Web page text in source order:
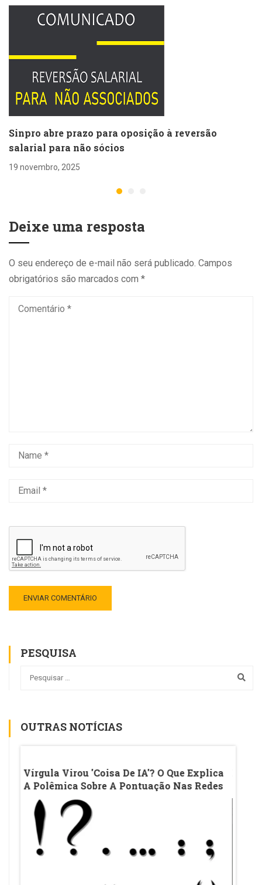
Sinpro abre prazo para oposição à reversão
salarial para não sócios
19 novembro, 2025
Deixe uma resposta
O seu endereço de e-mail não será publicado. Campos
obrigatórios são marcados com *
PESQUISA
OUTRAS NOTÍCIAS
Vírgula Virou 'coisa De IA'? O Que Explica
A Polêmica Sobre A Pontuação Nas Redes